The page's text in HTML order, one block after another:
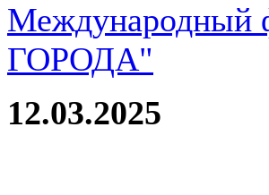
ГОРОДА"
12.03.2025